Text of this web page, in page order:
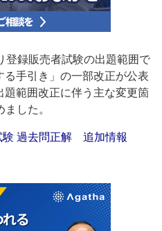
登録販売者試験の出題範囲で
手引き」の一部改正が公表
題範囲改正に伴う主な変更箇
した。
験 過去問正解 追加情報